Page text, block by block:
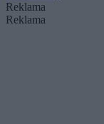
Reklama
Reklama